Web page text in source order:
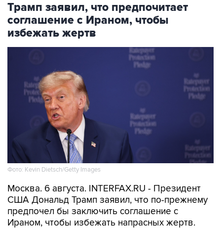
Трамп заявил, что предпочитает
соглашение с Ираном, чтобы
избежать жертв
Фото: Kevin Dietsch/Getty Images
Москва. 6 августа. INTERFAX.RU - Президент
США Дональд Трамп заявил, что по-прежнему
предпочел бы заключить соглашение с
Ираном, чтобы избежать напрасных жертв.